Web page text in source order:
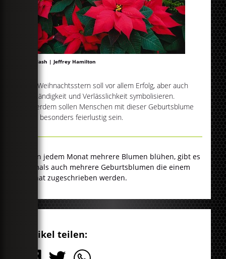
Unsplash | Jeffrey Hamilton
Der Weihnachtsstern soll vor allem Erfolg, aber auch
Beständigkeit und Verlässlichkeit symbolisieren.
Außerdem sollen Menschen mit dieser Geburtsblume
ganz besonders feierlustig sein.
Da in jedem Monat mehrere Blumen blühen, gibt es
oftmals auch mehrere Geburtsblumen die einem
Monat zugeschrieben werden.
Artikel teilen: